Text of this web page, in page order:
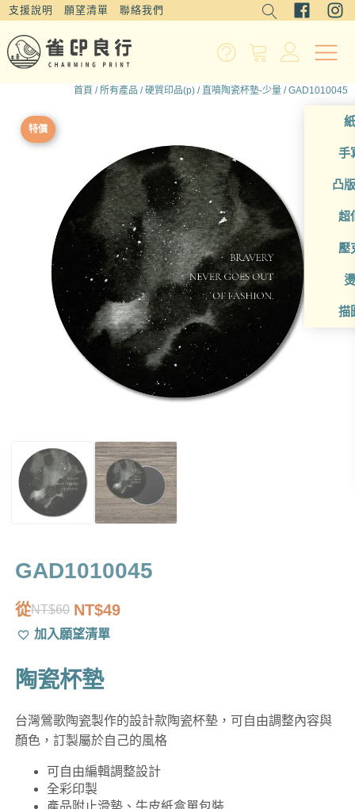
支援說明 願望清單 聯絡我們
手
凸
超
壓
描
首頁 /所有產品 /硬質印品(p) / 直噴陶瓷杯墊-少量 / GAD1010045
特價
GAD1010045
從NT$60
原
始
價
格：
NT$49
目
前
價
格：
加入願望清單
陶瓷杯墊
台灣鶯歌陶瓷製作的設計款陶瓷杯墊，可自由調整內容與
顏色，訂製屬於自己的風格
可自由編輯調整設計
全彩印製
產品附止滑墊、牛皮紙盒單包裝